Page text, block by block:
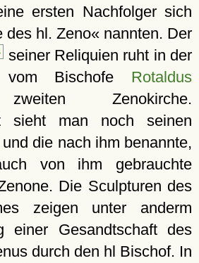
ersten Nachfolger sich
des hl. Zeno« nannten. Der
seiner Reliquien ruht in der
Bischofe Rotaldus
Zenokirche.
sieht man noch seinen
die nach ihm benannte,
von ihm gebrauchte
Die Sculpturen des
zeigen unter anderm
einer Gesandtschaft des
durch den hl Bischof. In